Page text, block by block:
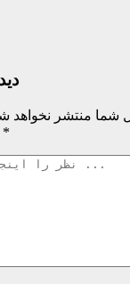
شما منتشر نخواهد
*